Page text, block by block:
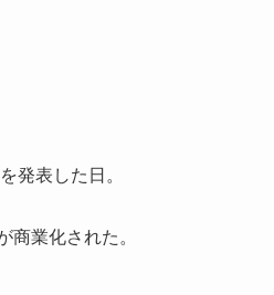
発表した日。
商業化された。